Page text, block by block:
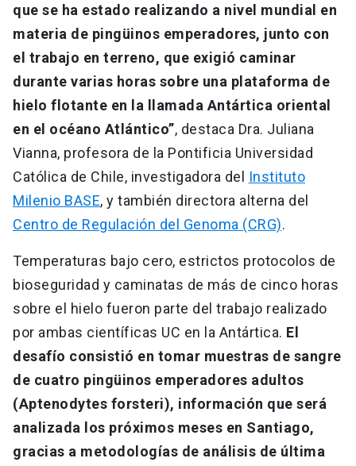
que se ha estado realizando a nivel mundial en
materia de pingüinos emperadores, junto con
el trabajo en terreno, que exigió caminar
durante varias horas sobre una plataforma de
hielo flotante en la llamada Antártica oriental
en el océano Atlántico”, destaca Dra. Juliana
Vianna, profesora de la Pontificia Universidad
Católica de Chile, investigadora del
Instituto
Milenio BASE, y también directora alterna del
Centro de Regulación del Genoma (CRG).
Temperaturas bajo cero, estrictos protocolos de
bioseguridad y caminatas de más de cinco horas
sobre el hielo fueron parte del trabajo realizado
por ambas científicas UC en la Antártica. El
desafío consistió en tomar muestras de sangre
de cuatro pingüinos emperadores adultos
(Aptenodytes forsteri), información que será
analizada los próximos meses en Santiago,
gracias a metodologías de análisis de última